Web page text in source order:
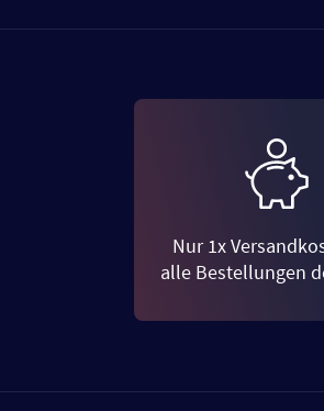
Nur 1x
alle Bestellungen